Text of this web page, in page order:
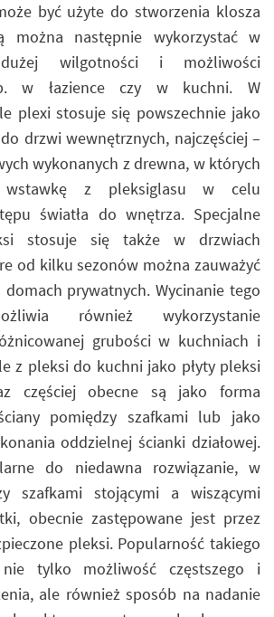
być użyte do stworzenia klosza
można następnie wykorzystać w
wilgotności i możliwości
w łazience czy w kuchni. W
plexi stosuje się powszechnie jako
drzwi wewnętrznych, najczęściej –
wykonanych z drewna, w których
wstawkę z pleksiglasu w celu
światła do wnętrza. Specjalne
stosuje się także w drzwiach
od kilku sezonów można zauważyć
prywatnych. Wycinanie tego
również wykorzystanie
grubości w kuchniach i
z pleksi do kuchni jako płyty pleksi
częściej obecne są jako forma
pomiędzy szafkami lub jako
oddzielnej ścianki działowej.
do niedawna rozwiązanie, w
szafkami stojącymi a wiszącymi
obecnie zastępowane jest przez
pleksi. Popularność takiego
tylko możliwość częstszego i
ale również sposób na nadanie